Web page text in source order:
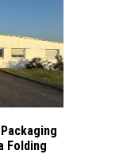
Folding